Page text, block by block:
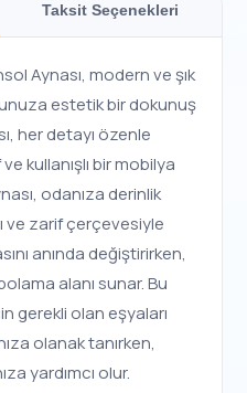
Taksit Seçenekleri
Aynası, modern ve şık
estetik bir dokunuş
her detayı özenle
kullanışlı bir mobilya
odanıza derinlik
ve zarif çerçevesiyle
anında değiştirirken,
alanı sunar. Bu
gerekli olan eşyaları
olanak tanırken,
yardımcı olur.